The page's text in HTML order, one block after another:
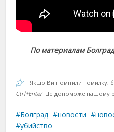
По материалам
Якщо Ви помітили помилку,
Ctrl+Enter. Це допоможе нашому
Болград новости
убийство